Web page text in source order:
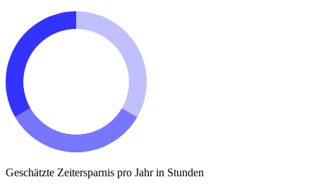
Geschätzte Zeitersparnis pro Jahr in Stunden